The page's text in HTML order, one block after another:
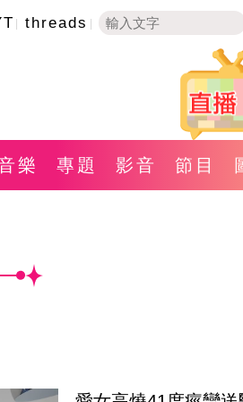
threads
樂 專題 影音 節目